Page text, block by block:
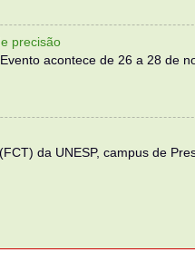
precisão
acontece de 26 a 28 de
da UNESP, campus de